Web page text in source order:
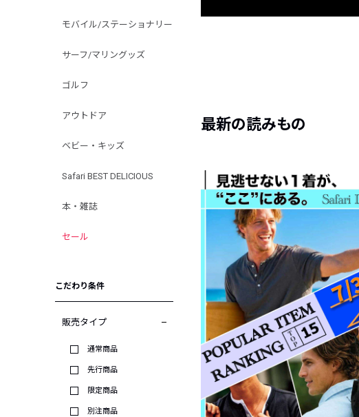
モバイル/ステーショナリー
サーフ/マリングッズ
ゴルフ
アウトドア
ベビー・キッズ
Safari BEST DELICIOUS
本・雑誌
セール
こだわり条件
販売タイプ
通常商品
先行商品
限定商品
別注商品
最新の読みもの